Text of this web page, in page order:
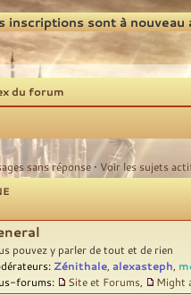
inscriptions sont à
du forum
sans réponse • Voir les sujets
pouvez y parler de tout et de rien
Zénithale alexasteph
forums:
Site et Forums Might